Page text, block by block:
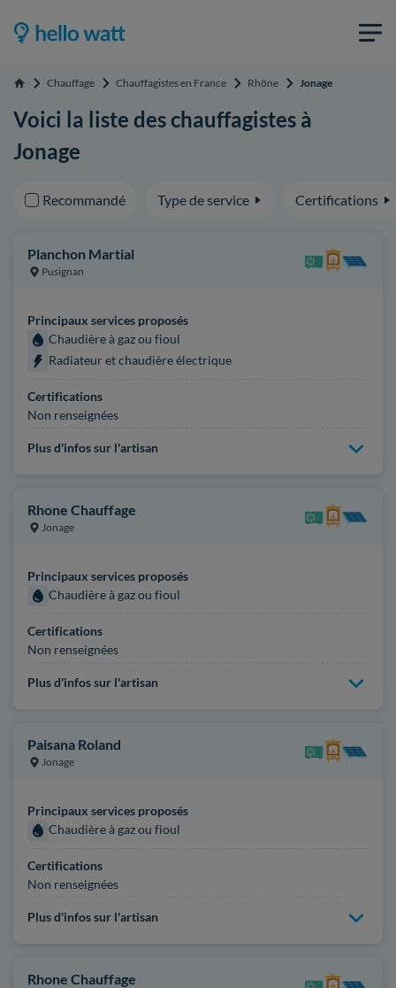
Accueil Chauffage Chauffagistes en France Rhône Jonage
Voici la liste des chauffagistes à
Jonage
Recommandé Type de service Certifications
Planchon Martial
Pusignan
Principaux services proposés
Chaudière à gaz ou fioul
Radiateur et chaudière électrique
Certifications
Non renseignées
Plus d'infos sur l'artisan
Rhone Chauffage
Jonage
Principaux services proposés
Chaudière à gaz ou fioul
Certifications
Non renseignées
Plus d'infos sur l'artisan
Paisana Roland
Jonage
Principaux services proposés
Chaudière à gaz ou fioul
Certifications
Non renseignées
Plus d'infos sur l'artisan
Rhone Chauffage